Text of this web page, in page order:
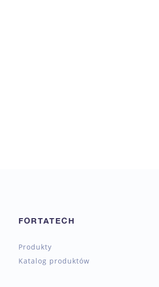
FORTATECH
Produkty
Katalog produktów